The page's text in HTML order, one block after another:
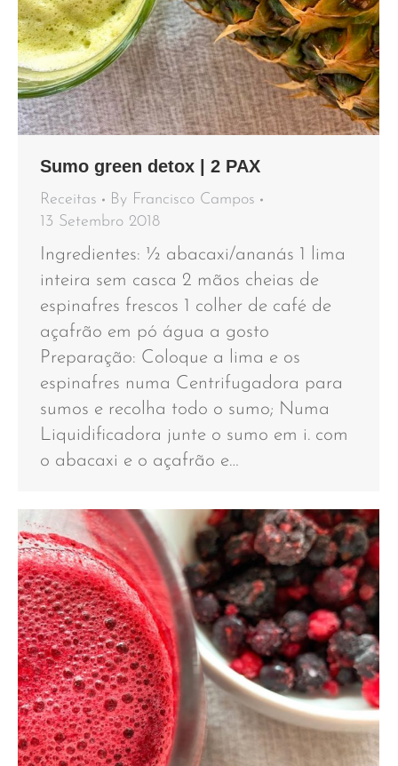
Sumo green detox | 2 PAX
Receitas By Francisco Campos
13 Setembro 2018
Ingredientes: ½ abacaxi/ananás 1 lima
inteira sem casca 2 mãos cheias de
espinafres frescos 1 colher de café de
açafrão em pó água a gosto
Preparação: Coloque a lima e os
espinafres numa Centrifugadora para
sumos e recolha todo o sumo; Numa
Liquidificadora junte o sumo em i. com
o abacaxi e o açafrão e…